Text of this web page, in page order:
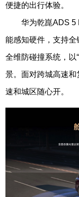
便捷的出行体验。
华为乾崑ADS 5
能感知硬件，支持全
全维防碰撞系统，以
景。面对跨城高速
速和城区随心开。